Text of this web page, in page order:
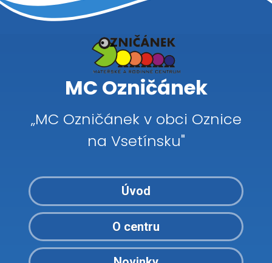
MC Ozničánek
„MC Ozničánek v obci Oznice
na Vsetínsku"
Úvod
O centru